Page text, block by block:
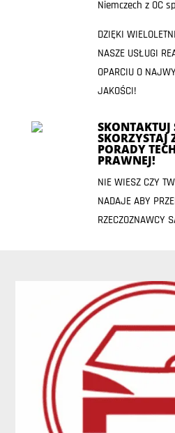
Niemczech z OC
DZIĘKI
NASZE USŁUGI
OPARCIU O
JAKOŚCI!
SKORZYSTAJ
PORADY
PRAWNEJ!
NIE WIESZ CZY
NADAJE ABY
RZECZOZNAWCY